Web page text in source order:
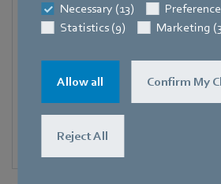
Necessary (13)
Statistics (9)
Marketing
Allow all Confirm My
Reject All
+49 7938 81-97006